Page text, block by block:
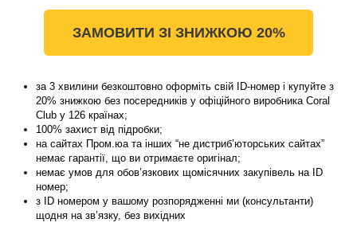
ЗАМОВИТИ ЗІ ЗНИЖКОЮ 20%
за 3 хвилини безкоштовно оформіть свій ID-номер і купуйте з
20% знижкою без посередників у офіційного виробника Coral
Club у 126 країнах;
100% захист від підробки;
на сайтах Пром.юа та інших “не дистриб’юторських сайтах”
немає гарантії, що ви отримаєте оригінал;
немає умов для обов’язкових щомісячних закупівель на ID
номер;
з ID номером у вашому розпорядженні ми (консультанти)
щодня на зв’язку, без вихідних